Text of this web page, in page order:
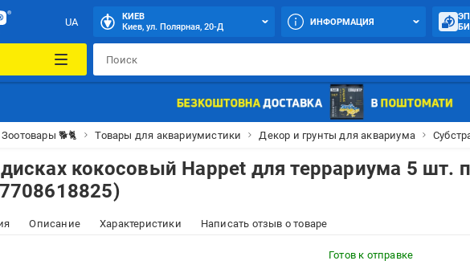
UA
КИЕВ
Киев, ул. Полярная, 20-Д
ИНФОРМАЦИЯ
Зоотовары 🐕🐈 Товары для аквариумистики Декор и грунты для аквариума
кокосовый Happet для террариума 5 шт.
Описание Характеристики Написать отзыв о товаре
Готов к отправке